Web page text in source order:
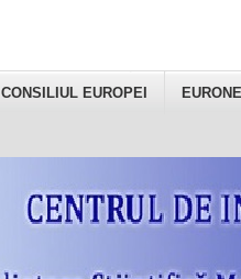
CONSILIUL EUROPEI